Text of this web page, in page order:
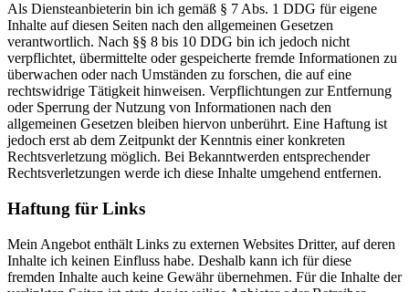
Als Diensteanbieterin bin ich gemäß § 7 Abs. 1 DDG für eigene
Inhalte auf diesen Seiten nach den allgemeinen Gesetzen
verantwortlich. Nach §§ 8 bis 10 DDG bin ich jedoch nicht
verpflichtet, übermittelte oder gespeicherte fremde Informationen zu
überwachen oder nach Umständen zu forschen, die auf eine
rechtswidrige Tätigkeit hinweisen. Verpflichtungen zur Entfernung
oder Sperrung der Nutzung von Informationen nach den
allgemeinen Gesetzen bleiben hiervon unberührt. Eine Haftung ist
jedoch erst ab dem Zeitpunkt der Kenntnis einer konkreten
Rechtsverletzung möglich. Bei Bekanntwerden entsprechender
Rechtsverletzungen werde ich diese Inhalte umgehend entfernen.
Haftung für Links
Mein Angebot enthält Links zu externen Websites Dritter, auf deren
Inhalte ich keinen Einfluss habe. Deshalb kann ich für diese
fremden Inhalte auch keine Gewähr übernehmen. Für die Inhalte der